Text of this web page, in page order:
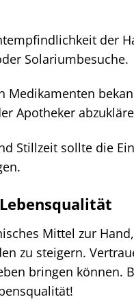
der
Solariumbesuche.
Medikamenten
Apotheker
Stillzeit sollte die
Mittel zur
zu steigern.
bringen können.